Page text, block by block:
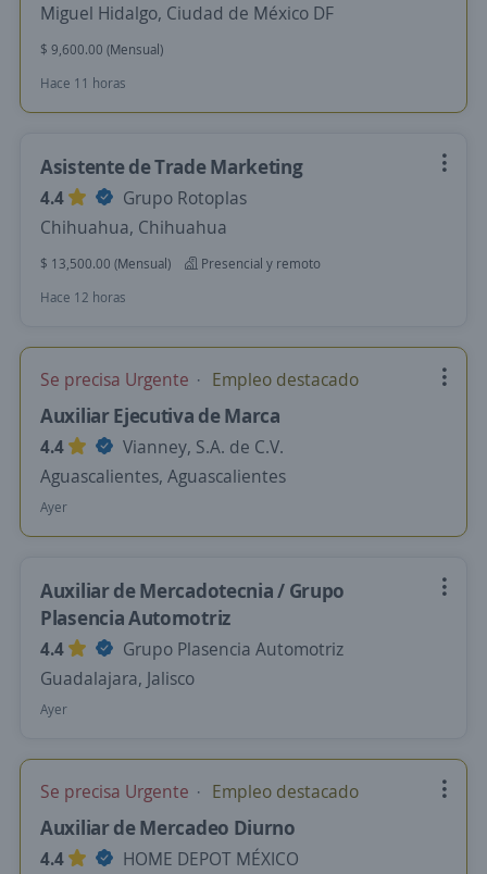
Miguel Hidalgo, Ciudad de México DF
$ 9,600.00 (Mensual)
Hace 11 horas
Asistente de Trade Marketing
4.4
Grupo Rotoplas
Chihuahua, Chihuahua
$ 13,500.00 (Mensual)
Presencial y remoto
Hace 12 horas
Se precisa Urgente Empleo destacado
Auxiliar Ejecutiva de Marca
4.4
Vianney, S.A. de C.V.
Aguascalientes, Aguascalientes
Ayer
Auxiliar de Mercadotecnia / Grupo
Plasencia Automotriz
4.4
Grupo Plasencia Automotriz
Guadalajara, Jalisco
Ayer
Se precisa Urgente Empleo destacado
Auxiliar de Mercadeo Diurno
4.4 HOME DEPOT MÉXICO